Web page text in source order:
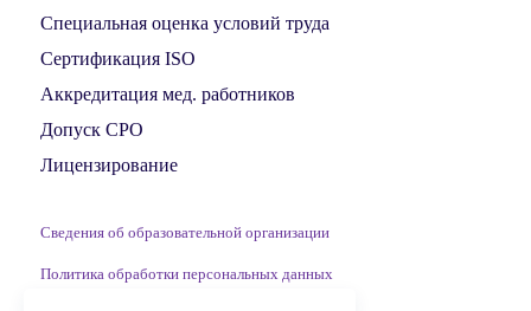
Специальная оценка условий труда
Сертификация ISO
Аккредитация мед. работников
Допуск СРО
Лицензирование
Сведения об образовательной организации
Политика обработки персональных данных